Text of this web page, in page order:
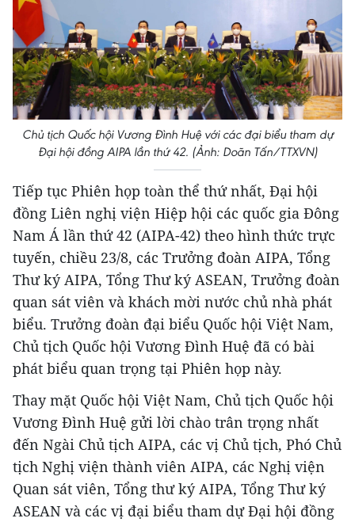
Chủ tịch Quốc hội Vương Đình Huệ với các đại biểu tham dự
Đại hội đồng AIPA lần thứ 42. (Ảnh: Doãn Tấn/TTXVN)
Tiếp tục Phiên họp toàn thể thứ nhất, Đại hội
đồng Liên nghị viện Hiệp hội các quốc gia Đông
Nam Á lần thứ 42 (AIPA-42) theo hình thức trực
tuyến, chiều 23/8, các Trưởng đoàn AIPA, Tổng
Thư ký AIPA, Tổng Thư ký ASEAN, Trưởng đoàn
quan sát viên và khách mời nước chủ nhà phát
biểu. Trưởng đoàn đại biểu Quốc hội Việt Nam,
Chủ tịch Quốc hội Vương Đình Huệ đã có bài
phát biểu quan trọng tại Phiên họp này.
Thay mặt Quốc hội Việt Nam, Chủ tịch Quốc hội
Vương Đình Huệ gửi lời chào trân trọng nhất
đến Ngài Chủ tịch AIPA, các vị Chủ tịch, Phó Chủ
tịch Nghị viện thành viên AIPA, các Nghị viện
Quan sát viên, Tổng thư ký AIPA, Tổng Thư ký
ASEAN và các vị đại biểu tham dự Đại hội đồng